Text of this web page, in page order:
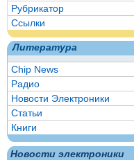
Рубрикатор
Ссылки
Литература
Chip News
Радио
Новости Электроники
Статьи
Книги
Новости электроники